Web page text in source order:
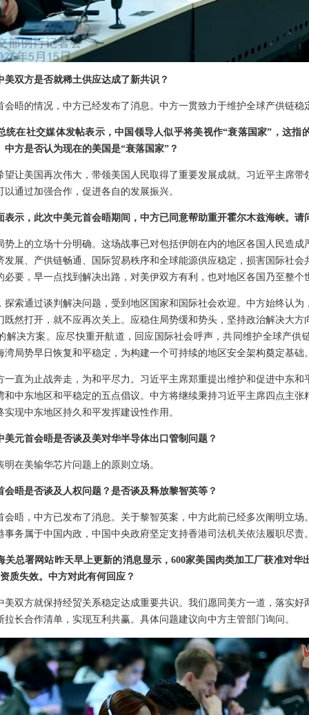
美双方是否就稀土供应达成了新共识？
会晤的情况，中方已经发布了消息。中方一贯致力于维护全球产供链稳
统在社交媒体发帖表示，中国领导人似乎将美视作“衰落国家”，这指
方是否认为现在的美国是“衰落国家”？
望让美国再次伟大，带领美国人民取得了重要发展成就。习近平主席带
通过加强合作，促进各自的发展振兴。
表示，此次中美元首会晤期间，中方已同意帮助重开霍尔木兹海峡。请
势上的立场十分明确。这场战事已对包括伊朗在内的地区各国人民造成
发展、产供链畅通、国际贸易秩序和全球能源供应稳定，损害国际社会
必要，早一点找到解决出路，对美伊双方有利，也对地区各国乃至整个
探索通过谈判解决问题，受到地区国家和国际社会欢迎。中方始终认为
既然打开，就不应再次关上。应稳住局势缓和势头，坚持政治解决大方
解决方案。应尽快重开航道，回应国际社会呼声，共同维护全球产供
湾局势早日恢复和平稳定，为构建一个可持续的地区安全架构奠定基础
一直为止战奔走，为和平尽力。习近平主席郑重提出维护和促进中东和
和中东地区和平稳定的五点倡议。中方将继续秉持习近平主席四点主张
现中东地区持久和平发挥建设性作用。
美元首会晤是否谈及美对华半导体出口管制问题？
在美输华芯片问题上的原则立场。
会晤是否谈及人权问题？是否谈及释放黎智英等？
会晤，中方已发布了消息。关于黎智英案，中方此前已经多次阐明立场
事务属于中国内政，中国中央政府坚定支持香港司法机关依法履职尽责
关总署网站昨天早上更新的消息显示，600家美国肉类加工厂获准对华
质失效。中方对此有何回应？
美双方就保持经贸关系稳定达成重要共识。我们愿同美方一道，落实好
长合作清单，实现互利共赢。具体问题建议向中方主管部门询问。